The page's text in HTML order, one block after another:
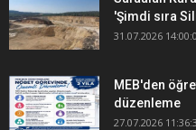
'Şimdi sıra
31.07.2026
MEB'den
düzenleme
27.07.2026